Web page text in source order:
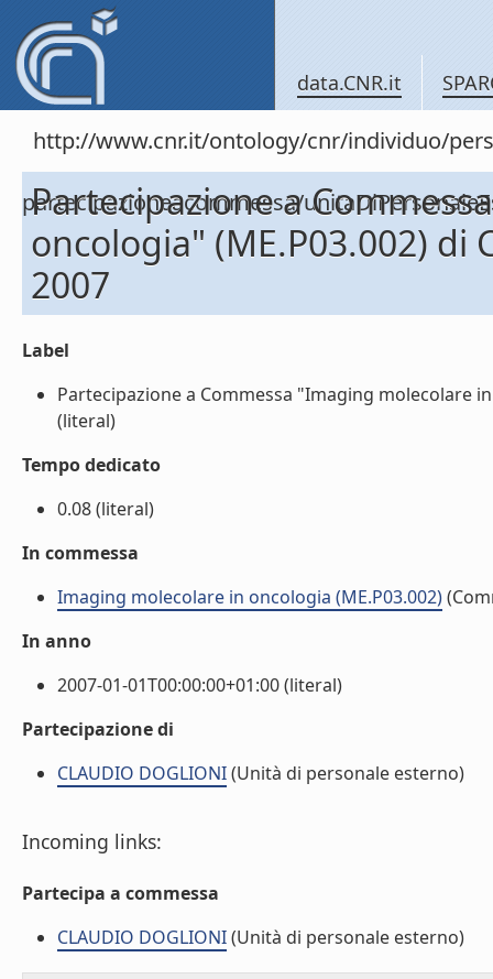
data.CNR.it
http://www.cnr.it/ontology/cnr/individuo/
partecipazioneacommessa/
Partecipazione a
oncologia" (ME.P03.002) di
2007
Label
Partecipazione a Commessa "Imaging molecolare
(literal)
Tempo dedicato
0.08 (literal)
In commessa
Imaging molecolare in oncologia (ME.P03.002)
In anno
2007-01-01T00:00:00+01:00 (literal)
Partecipazione di
CLAUDIO DOGLIONI(Unità di personale esterno)
Incoming links:
Partecipa a commessa
CLAUDIO DOGLIONI(Unità di personale esterno)